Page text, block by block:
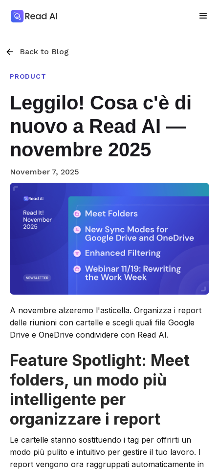
Back to Blog
PRODUCT
Leggilo! Cosa c'è di
nuovo a Read AI —
novembre 2025
November 7, 2025
A novembre alzeremo l'asticella. Organizza i report
delle riunioni con cartelle e scegli quali file Google
Drive e OneDrive condividere con Read AI.
Feature Spotlight: Meet
folders, un modo più
intelligente per
organizzare i report
Le cartelle stanno sostituendo i tag per offrirti un
modo più pulito e intuitivo per gestire il tuo lavoro. I
report vengono ora raggruppati automaticamente in